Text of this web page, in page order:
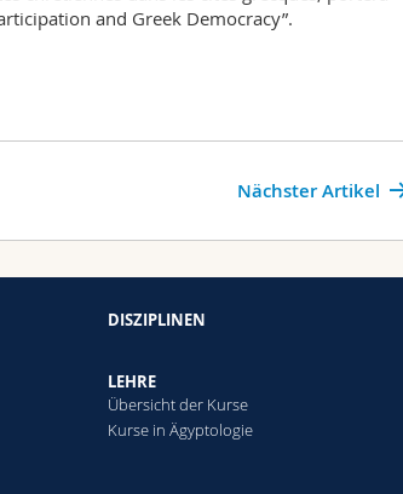
and Greek Democracy”.
Nächster Artikel
DISZIPLINEN
LEHRE
Übersicht der Kurse
Kurse in Ägyptologie